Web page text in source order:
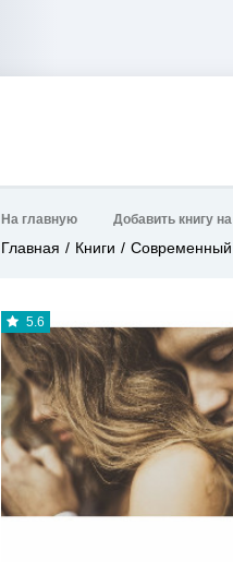
На главную Добавить книгу
Главная Книги
5.6